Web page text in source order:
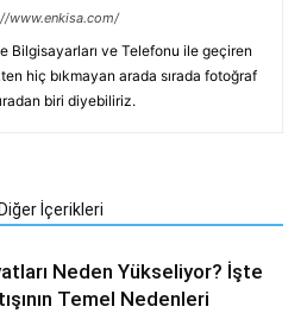
www.enkisa.com/
Bilgisayarları ve Telefonu ile geçiren
hiç bıkmayan arada sırada fotoğraf
biri diyebiliriz.
İçerikleri
Neden Yükseliyor? İşte
Temel Nedenleri